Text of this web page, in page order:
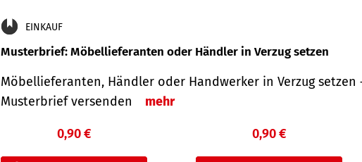
EINKAUF
Musterbrief: Möbellieferanten oder Händler in Verzug setzen
Möbellieferanten, Händler oder Handwerker in Verzug setzen
Musterbrief versenden
mehr
0,90 € 0,90 €